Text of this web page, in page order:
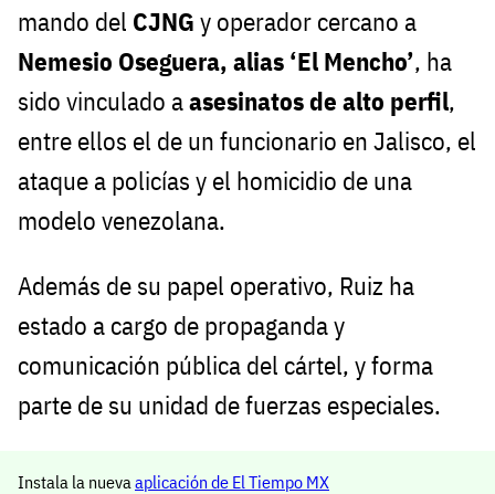
mando del CJNG y operador cercano a
Nemesio Oseguera, alias ‘El Mencho’, ha
sido vinculado aasesinatos de alto perfil,
entre ellos el de un funcionario en Jalisco, el
ataque a policías y el homicidio de una
modelo venezolana.
Además de su papel operativo, Ruiz ha
estado a cargo de propaganda y
comunicación pública del cártel, y forma
parte de su unidad de fuerzas especiales.
Instala la nueva aplicación de El Tiempo MX